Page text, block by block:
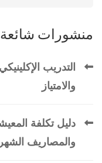
منشورات شائعة
التدريب
والامتياز
والمصاريف